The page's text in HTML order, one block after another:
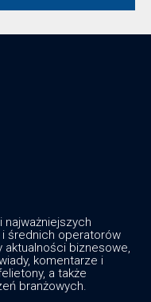
najważniejszych
i średnich operatorów
aktualności biznesowe,
komentarze i
a także
branżowych.